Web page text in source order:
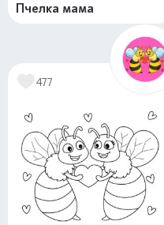
Пчелка мама
477